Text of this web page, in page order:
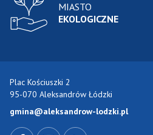
MIASTO
EKOLOGICZNE
Plac Kościuszki 2
95-070 Aleksandrów Łódzki
gmina@aleksandrow-lodzki.pl